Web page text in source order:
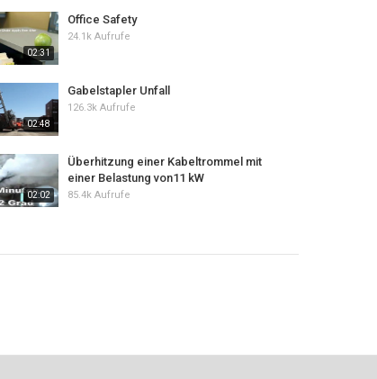
02:31
Office Safety
24.1k Aufrufe
02:48
Gabelstapler Unfall
126.3k Aufrufe
02:02
Überhitzung einer Kabeltrommel mit
einer Belastung von11 kW
85.4k Aufrufe